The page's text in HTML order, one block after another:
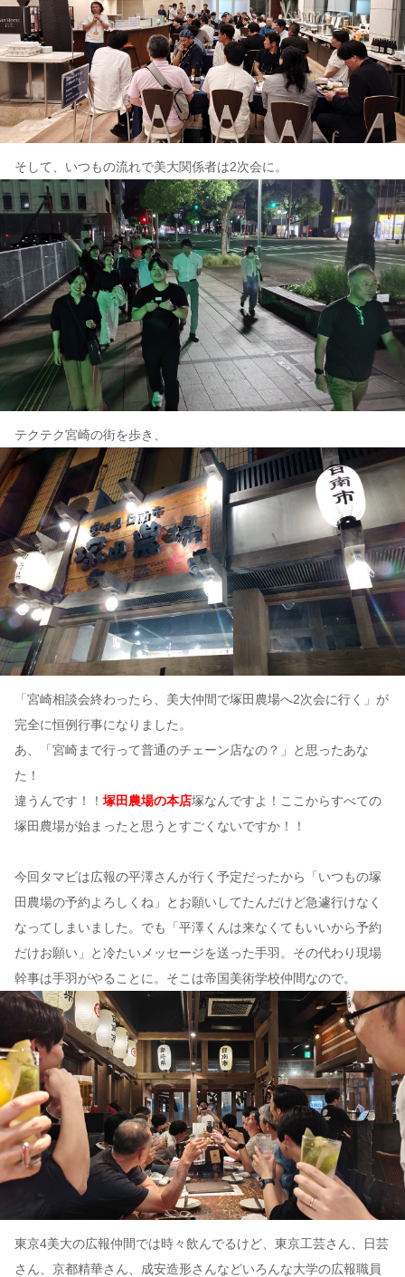
そして、いつもの流れで美大関係者は2次会に。
テクテク宮崎の街を歩き、
「宮崎相談会終わったら、美大仲間で塚田農場へ2次会に行く」が
完全に恒例行事になりました。
あ、「宮崎まで行って普通のチェーン店なの？」と思ったあな
た！
違うんです！！ 塚田農場の本店塚なんですよ！ここからすべての
塚田農場が始まったと思うとすごくないですか！！
今回タマビは広報の平澤さんが行く予定だったから「いつもの塚
田農場の予約よろしくね」とお願いしてたんだけど急遽行けなく
なってしまいました。でも「平澤くんは来なくてもいいから予約
だけお願い」と冷たいメッセージを送った手羽。その代わり現場
幹事は手羽がやることに。そこは帝国美術学校仲間なので。
東京4美大の広報仲間では時々飲んでるけど、東京工芸さん、日芸
さん、京都精華さん、成安造形さんなどいろんな大学の広報職員